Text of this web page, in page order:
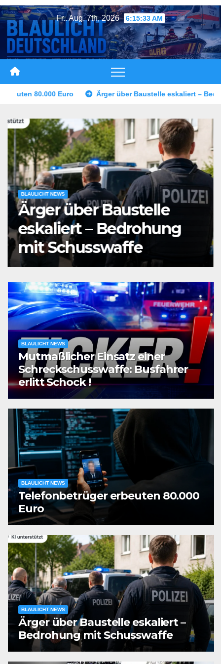
Zum
Inhalt
springen
Fr.. Aug. 7th, 2026 6:15:36 AM
Baustelle eskaliert – Bedrohung mit Schusswaffe
BLAULICHT NEWS
Ärger über Baustelle
eskaliert – Bedrohung
mit Schusswaffe
BLAULICHT NEWS
Mutmaßlicher Einsatz einer
Schreckschusswaffe: Busfahrer
erlitt Schock !
BLAULICHT NEWS
Telefonbetrüger erbeuten 80.000
Euro
BLAULICHT NEWS
Ärger über Baustelle eskaliert –
Bedrohung mit Schusswaffe